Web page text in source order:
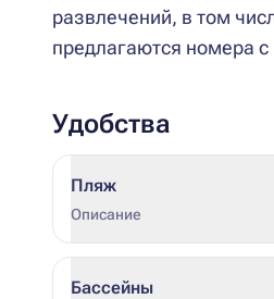
развлечений, в том
предлагаются номера
Удобства
Пляж
Описание
Бассейны